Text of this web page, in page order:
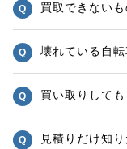
買取できない
壊れている自
買い取りして
見積りだけ知